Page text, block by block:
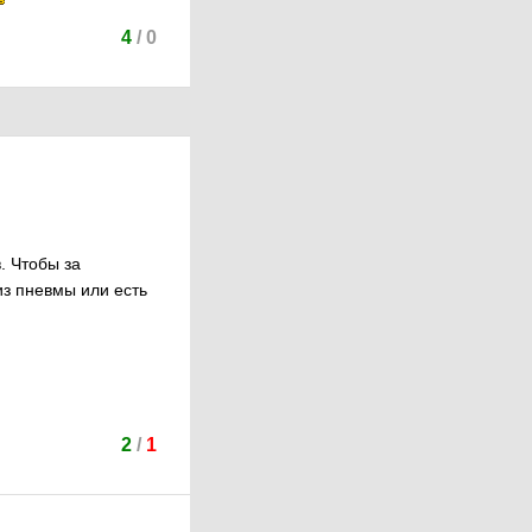
4/ 0
Чтобы за
пневмы или есть
2/ 1